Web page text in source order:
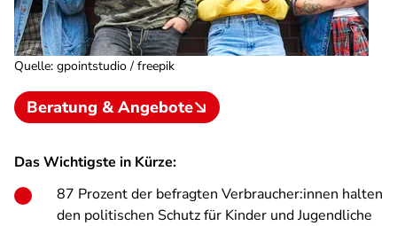
Quelle: gpointstudio / freepik
Beratung & Angebote
Das Wichtigste in Kürze:
87 Prozent der befragten Verbraucher:innen halten
den politischen Schutz für Kinder und Jugendliche